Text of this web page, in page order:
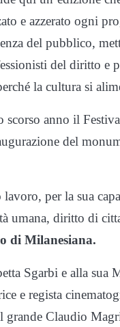
e azzerato ogni
del pubblico,
del diritto e
la cultura si
anno il
del
per la sua
umana, diritto di
di Milanesiana.
Sgarbi e alla sua
e regista
grande Claudio